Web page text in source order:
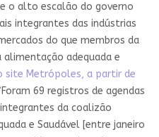
o alto escalão do governo
integrantes das indústrias
do que membros da
adequada e
site Metrópoles, a partir de
69 registros de agendas
da coalizão
e Saudável [entre janeiro